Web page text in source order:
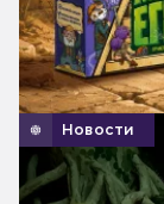
Новости